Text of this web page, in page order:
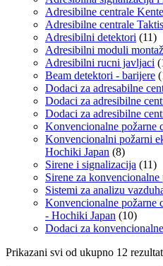
Adresibilne centrale
Adresibilne centrale
Adresibilni detektori (11)
Adresibilni moduli
Adresibilni rucni javljaci
Beam detektori - barijere
Dodaci za adresabilne
Dodaci za adresibilne
Dodaci za adresibilne
Konvencionalne požarne
Konvencionalni požarni
Hochiki Japan (8)
Sirene i signalizacija (11)
Sirene za konvencionalne
Sistemi za analizu
Konvencionalne požarne
- Hochiki Japan (10)
Dodaci za
Prikazani svi od ukupno 12